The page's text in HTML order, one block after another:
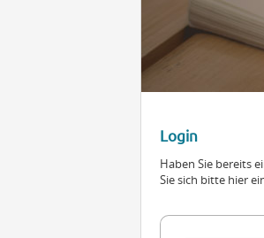
Login
Haben Sie bereits
Sie sich bitte hier